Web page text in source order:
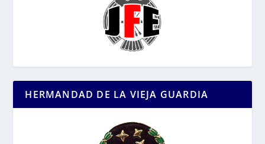
HERMANDAD DE LA VIEJA GUARDIA